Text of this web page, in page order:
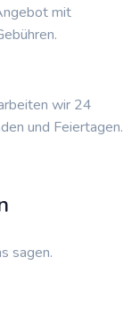
mit
wir 24
und Feiertagen.
sagen.